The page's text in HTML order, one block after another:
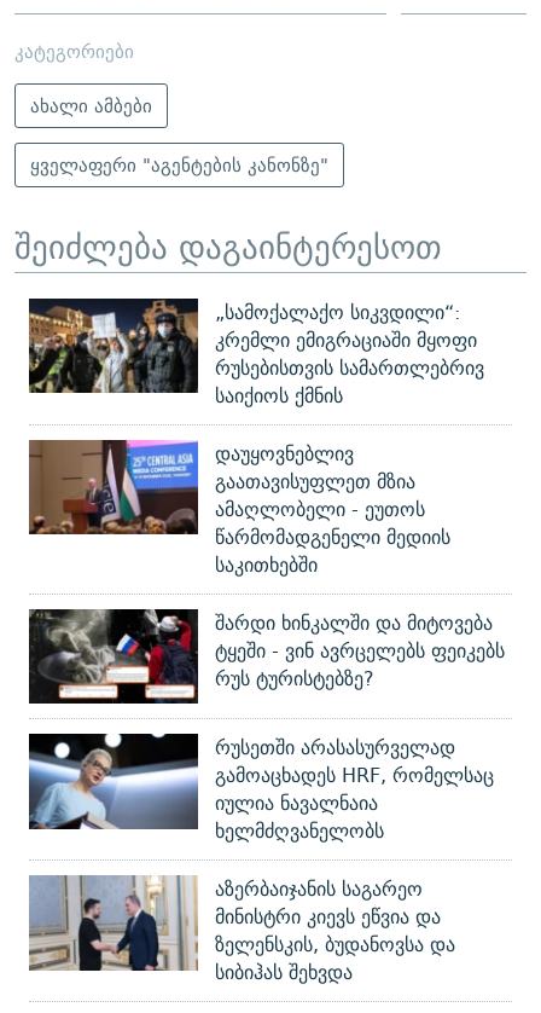
კატეგორიები
ახალი ამბები
ყველაფერი "აგენტების კანონზე"
შეიძლება დაგაინტერესოთ
„სამოქალაქო სიკვდილი“:
კრემლი ემიგრაციაში მყოფი
რუსებისთვის სამართლებრივ
საიქიოს ქმნის
დაუყოვნებლივ
გაათავისუფლეთ მზია
ამაღლობელი - ეუთოს
წარმომადგენელი მედიის
საკითხებში
შარდი ხინკალში და მიტოვება
ტყეში - ვინ ავრცელებს ფეიკებს
რუს ტურისტებზე?
რუსეთში არასასურველად
გამოაცხადეს HRF, რომელსაც
იულია ნავალნაია
ხელმძღვანელობს
აზერბაიჯანის საგარეო
მინისტრი კიევს ეწვია და
ზელენსკის, ბუდანოვსა და
სიბიჰას შეხვდა